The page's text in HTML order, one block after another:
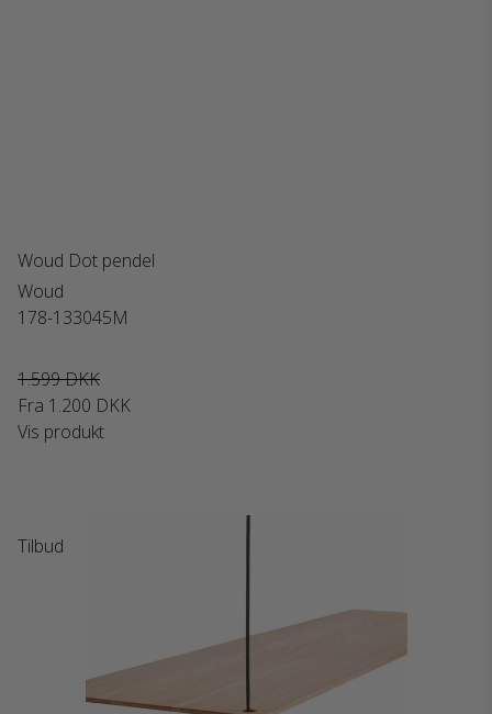
Woud Dot pendel
Woud
178-133045M
1.599 DKK
Fra 1.200 DKK
Vis produkt
Tilbud